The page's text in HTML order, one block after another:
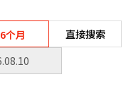
6个月 直接搜索